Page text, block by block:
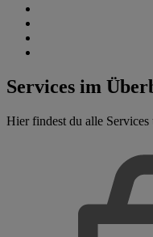
Services im
Hier findest du alle